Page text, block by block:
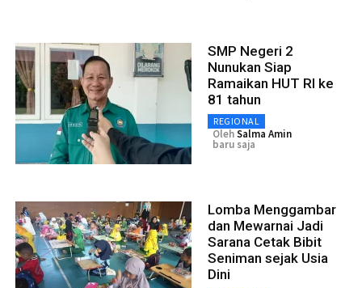
SMP Negeri 2
Nunukan Siap
Ramaikan HUT RI ke
81 tahun
REGIONAL
OlehSalma Amin
baru saja
Lomba Menggambar
dan Mewarnai Jadi
Sarana Cetak Bibit
Seniman sejak Usia
Dini